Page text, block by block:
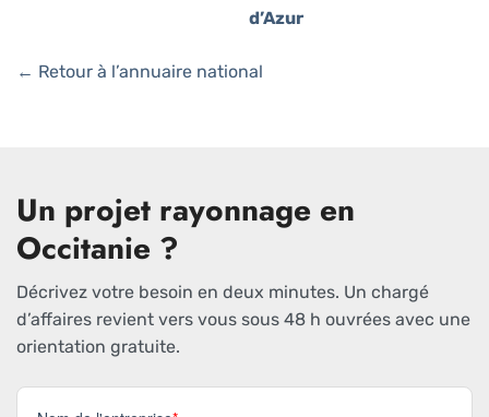
d’Azur
← Retour à l’annuaire national
Un projet rayonnage en
Occitanie ?
Décrivez votre besoin en deux minutes. Un chargé
d’affaires revient vers vous sous 48 h ouvrées avec une
orientation gratuite.